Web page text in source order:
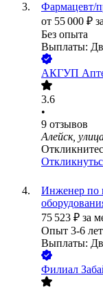
Фармацевт/
от 55 000 ₽
Без опыта
Выплаты:
АКГУП
3.6
•
9 отзывов
Алейск,
Инженер по
75 523 ₽ за
Опыт 3-6 лет
Выплаты:
Филиал